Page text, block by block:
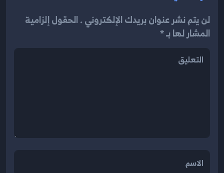
لن يتم نشر عنوان بريدك الإلكتروني . الحقول إلزامية
المشار لها بـ *